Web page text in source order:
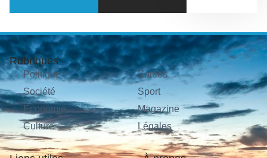
Rubriques
Politique
Société
Économie
Culture
Sorties
Sport
Magazine
Légales